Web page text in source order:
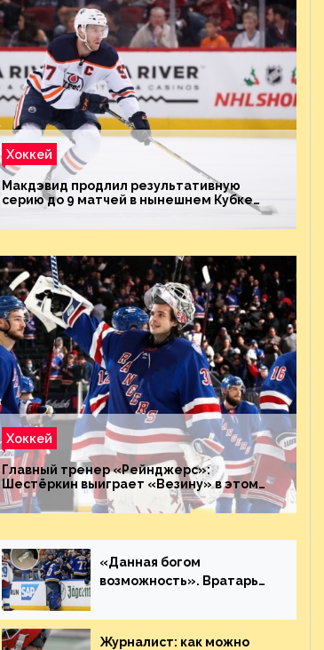
Хоккей
Макдэвид продлил результативную
серию до 9 матчей в нынешнем Кубке
Хоккей
Главный тренер «Рейнджерс»:
Шестёркин выиграет «Везину» в этом
году. Он невероятен
«Данная богом
возможность». Вратарь
о броске бутылкой в
Кадри
Журналист: как можно